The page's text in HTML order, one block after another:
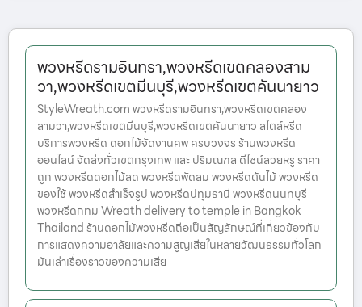
พวงหรีดรามอินทรา,พวงหรีดเขตคลองสาม
วา,พวงหรีดเขตมีนบุรี,พวงหรีดเขตคันนายาว
StyleWreath.com พวงหรีดรามอินทรา,พวงหรีดเขตคลอง
สามวา,พวงหรีดเขตมีนบุรี,พวงหรีดเขตคันนายาว สไตล์หรีด
บริการพวงหรีด ดอกไม้จัดงานศพ ครบวงจร ร้านพวงหรีด
ออนไลน์ จัดส่งทั่วเขตกรุงเทพ และ ปริมณฑล ดีไซน์สวยหรู ราคา
ถูก พวงหรีดดอกไม้สด พวงหรีดพัดลม พวงหรีดต้นไม้ พวงหรีด
ของใช้ พวงหรีดสำเร็จรูป พวงหรีดปทุมธานี พวงหรีดนนทบุรี
พวงหรีดกทม Wreath delivery to temple in Bangkok
Thailand ร้านดอกไม้พวงหรีดถือเป็นสัญลักษณ์ที่เกี่ยวข้องกับ
การแสดงความอาลัยและความสูญเสียในหลายวัฒนธรรมทั่วโลก
มันเล่าเรื่องราวของความเสีย